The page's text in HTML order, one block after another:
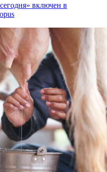
включен в